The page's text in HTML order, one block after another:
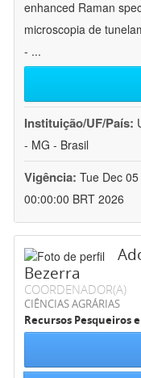
enhanced Raman
microscopia de
- ...
Instituição/UF/País:
- MG - Brasil
Vigência: Tue Dec
00:00:00 BRT 2026
Bezerra
COORDENADOR(A)
CIÊNCIAS AGRÁRIAS
Recursos Pesqueiros